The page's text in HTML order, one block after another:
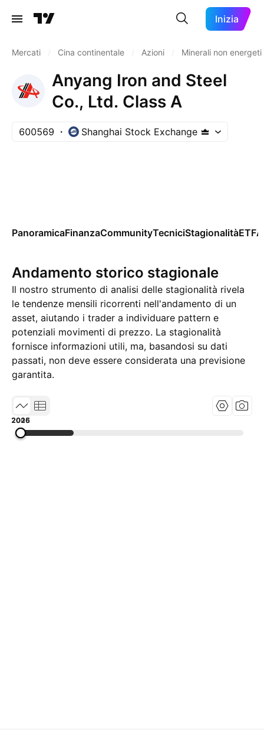
Inizia
Mercati Cina continentale Azioni Minerali non
Anyang Iron and Steel
Co., Ltd. Class A
600569 Shanghai Stock Exchange
PanoramicaFinanzaCommunityTecniciStagionalitàETF
Andamento storico stagionale
Il nostro strumento di analisi delle stagionalità rivela
le tendenze mensili ricorrenti nell'andamento di un
asset, aiutando i trader a individuare pattern e
potenziali movimenti di prezzo. La stagionalità
fornisce informazioni utili, ma, basandosi su dati
passati, non deve essere considerata una previsione
garantita.
2005
2015
2026